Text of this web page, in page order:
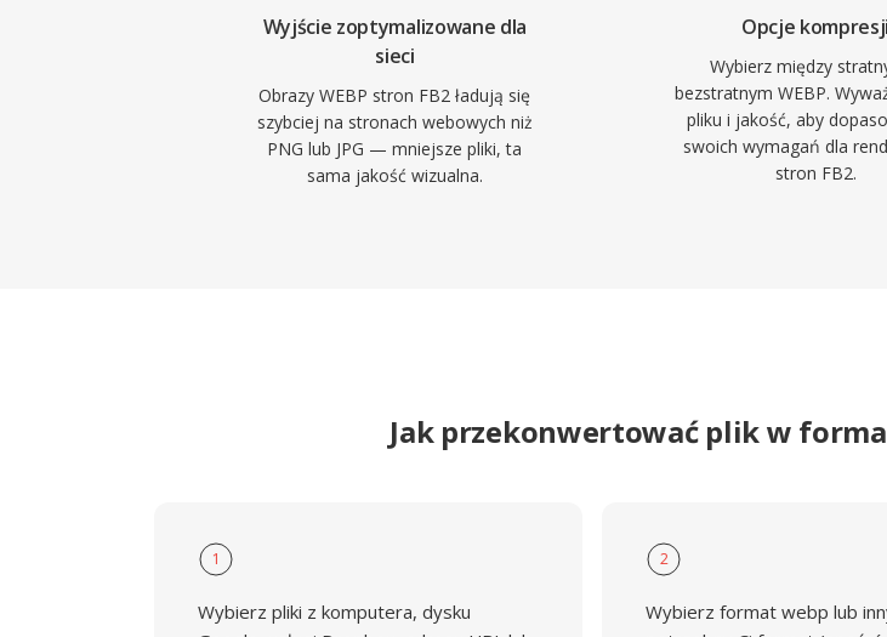
Wyjście zoptymalizowane dla
sieci
Obrazy WEBP stron FB2 ładują się
szybciej na stronach webowych niż
PNG lub JPG — mniejsze pliki, ta
sama jakość wizualna.
Opcje kompresji
Wybierz między
bezstratnym WEBP.
pliku i jakość, aby
swoich wymagań dla
stron FB2.
Jak przekonwertować plik w
1
Wybierz pliki z komputera, dysku
2
Wybierz format webp lub